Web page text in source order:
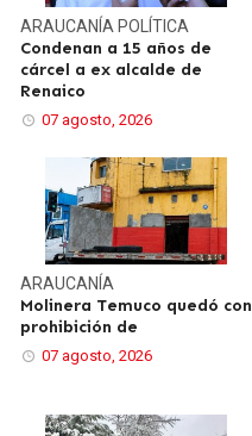
ARAUCANÍA POLÍTICA
Condenan a 15 años de
cárcel a ex alcalde de
Renaico
07 agosto, 2026
ARAUCANÍA
Molinera Temuco quedó con
prohibición de
07 agosto, 2026